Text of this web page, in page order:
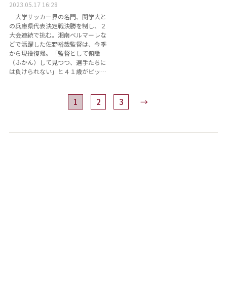
2023.05.17 16:28
大学サッカー界の名門、関学大と
の兵庫県代表決定戦決勝を制し、２
大会連続で挑む。湘南ベルマーレな
どで活躍した佐野裕哉監督は、今季
から現役復帰。「監督として俯瞰
（ふかん）して見つつ、選手たちに
は負けられない」と４１歳がピッ…
1 2 3 →